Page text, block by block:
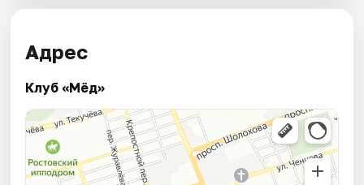
Адрес
Клуб «Мёд»